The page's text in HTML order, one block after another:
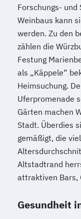
Forschungs-
Weinbaus kann
werden. Zu den
zählen die
Festung
als „Käppele“
Heimsuchung.
Uferpromenade
Gärten machen
Stadt. Überdies
gemäßigt, die
Altstadtrand
attraktiven Bars,
Gesundheit